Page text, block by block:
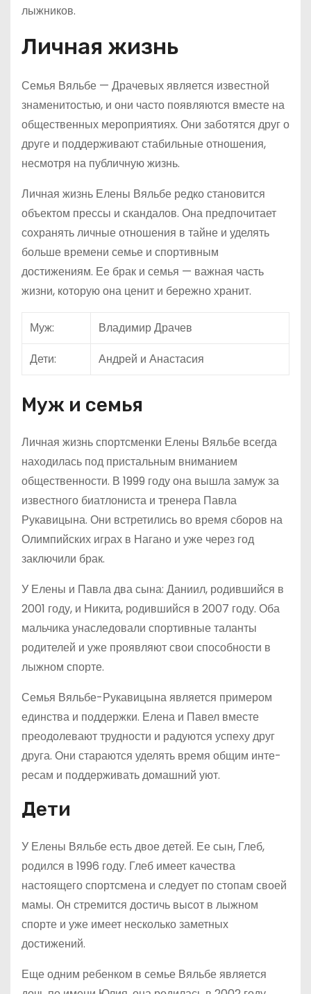
лыжников.
Личная жизнь
Семья Вяльбе — Драчевых является известной
знаменитостью, и они часто появляются вместе на
общественных мероприятиях. Они заботятся друг о
друге и поддерживают стабильные отношения,
несмотря на публичную жизнь.
Личная жизнь Елены Вяльбе редко становится
объектом прессы и скандалов. Она предпочитает
сохранять личные отношения в тайне и уделять
больше времени семье и спортивным
достижениям. Ее брак и семья — важная часть
жизни, которую она ценит и бережно хранит.
Муж:
Владимир Драчев
Дети:
Андрей и Анастасия
Муж и семья
Личная жизнь спортсменки Елены Вяльбе всегда
находилась под пристальным вниманием
общественности. В 1999 году она вышла замуж за
известного биатлониста и тренера Павла
Рукавицына. Они встретились во время сборов на
Олимпийских играх в Нагано и уже через год
заключили брак.
У Елены и Павла два сына: Даниил, родившийся в
2001 году, и Никита, родившийся в 2007 году. Оба
мальчика унаследовали спортивные таланты
родителей и уже проявляют свои способности в
лыжном спорте.
Семья Вяльбе-Рукавицына является примером
единства и поддержки. Елена и Павел вместе
преодолевают трудности и радуются успеху друг
друга. Они стараются уделять время общим инте­
ресам и поддерживать домашний уют.
Дети
У Елены Вяльбе есть двое детей. Ее сын, Глеб,
родился в 1996 году. Глеб имеет качества
настоящего спортсмена и следует по стопам своей
мамы. Он стремится достичь высот в лыжном
спорте и уже имеет несколько заметных
достижений.
Еще одним ребенком в семье Вяльбе является